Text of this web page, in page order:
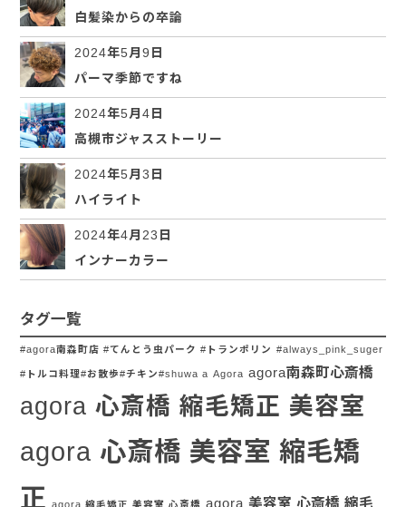
白髪染からの卒論
2024年5月9日
パーマ季節ですね
2024年5月4日
高槻市ジャスストーリー
2024年5月3日
ハイライト
2024年4月23日
インナーカラー
タグ一覧
#agora南森町店 #てんとう虫パーク #トランポリン #always_pink_suger
#トルコ料理#お散歩#チキン#shuwa a Agora agora南森町心斎橋
agora 心斎橋 縮毛矯正 美容室
agora 心斎橋 美容室 縮毛矯
正 agora 縮毛矯正 美容室 心斎橋 agora 美容室 心斎橋 縮毛